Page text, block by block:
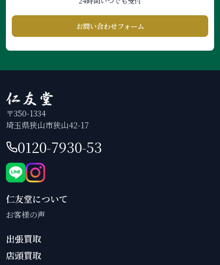
お問い合わせフォーム
〒350-1334
埼玉県狭山市狭山42-17
0120-7930-53
仁友堂について
お客様の声
出張買取
店頭買取